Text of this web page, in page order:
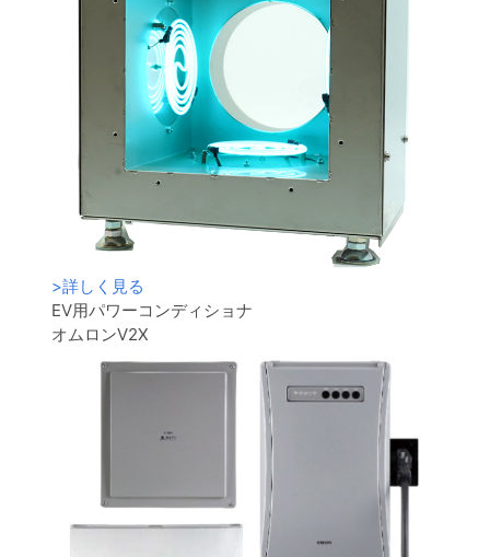
>詳しく見る
EV用パワーコンディショナ
オムロンV2X